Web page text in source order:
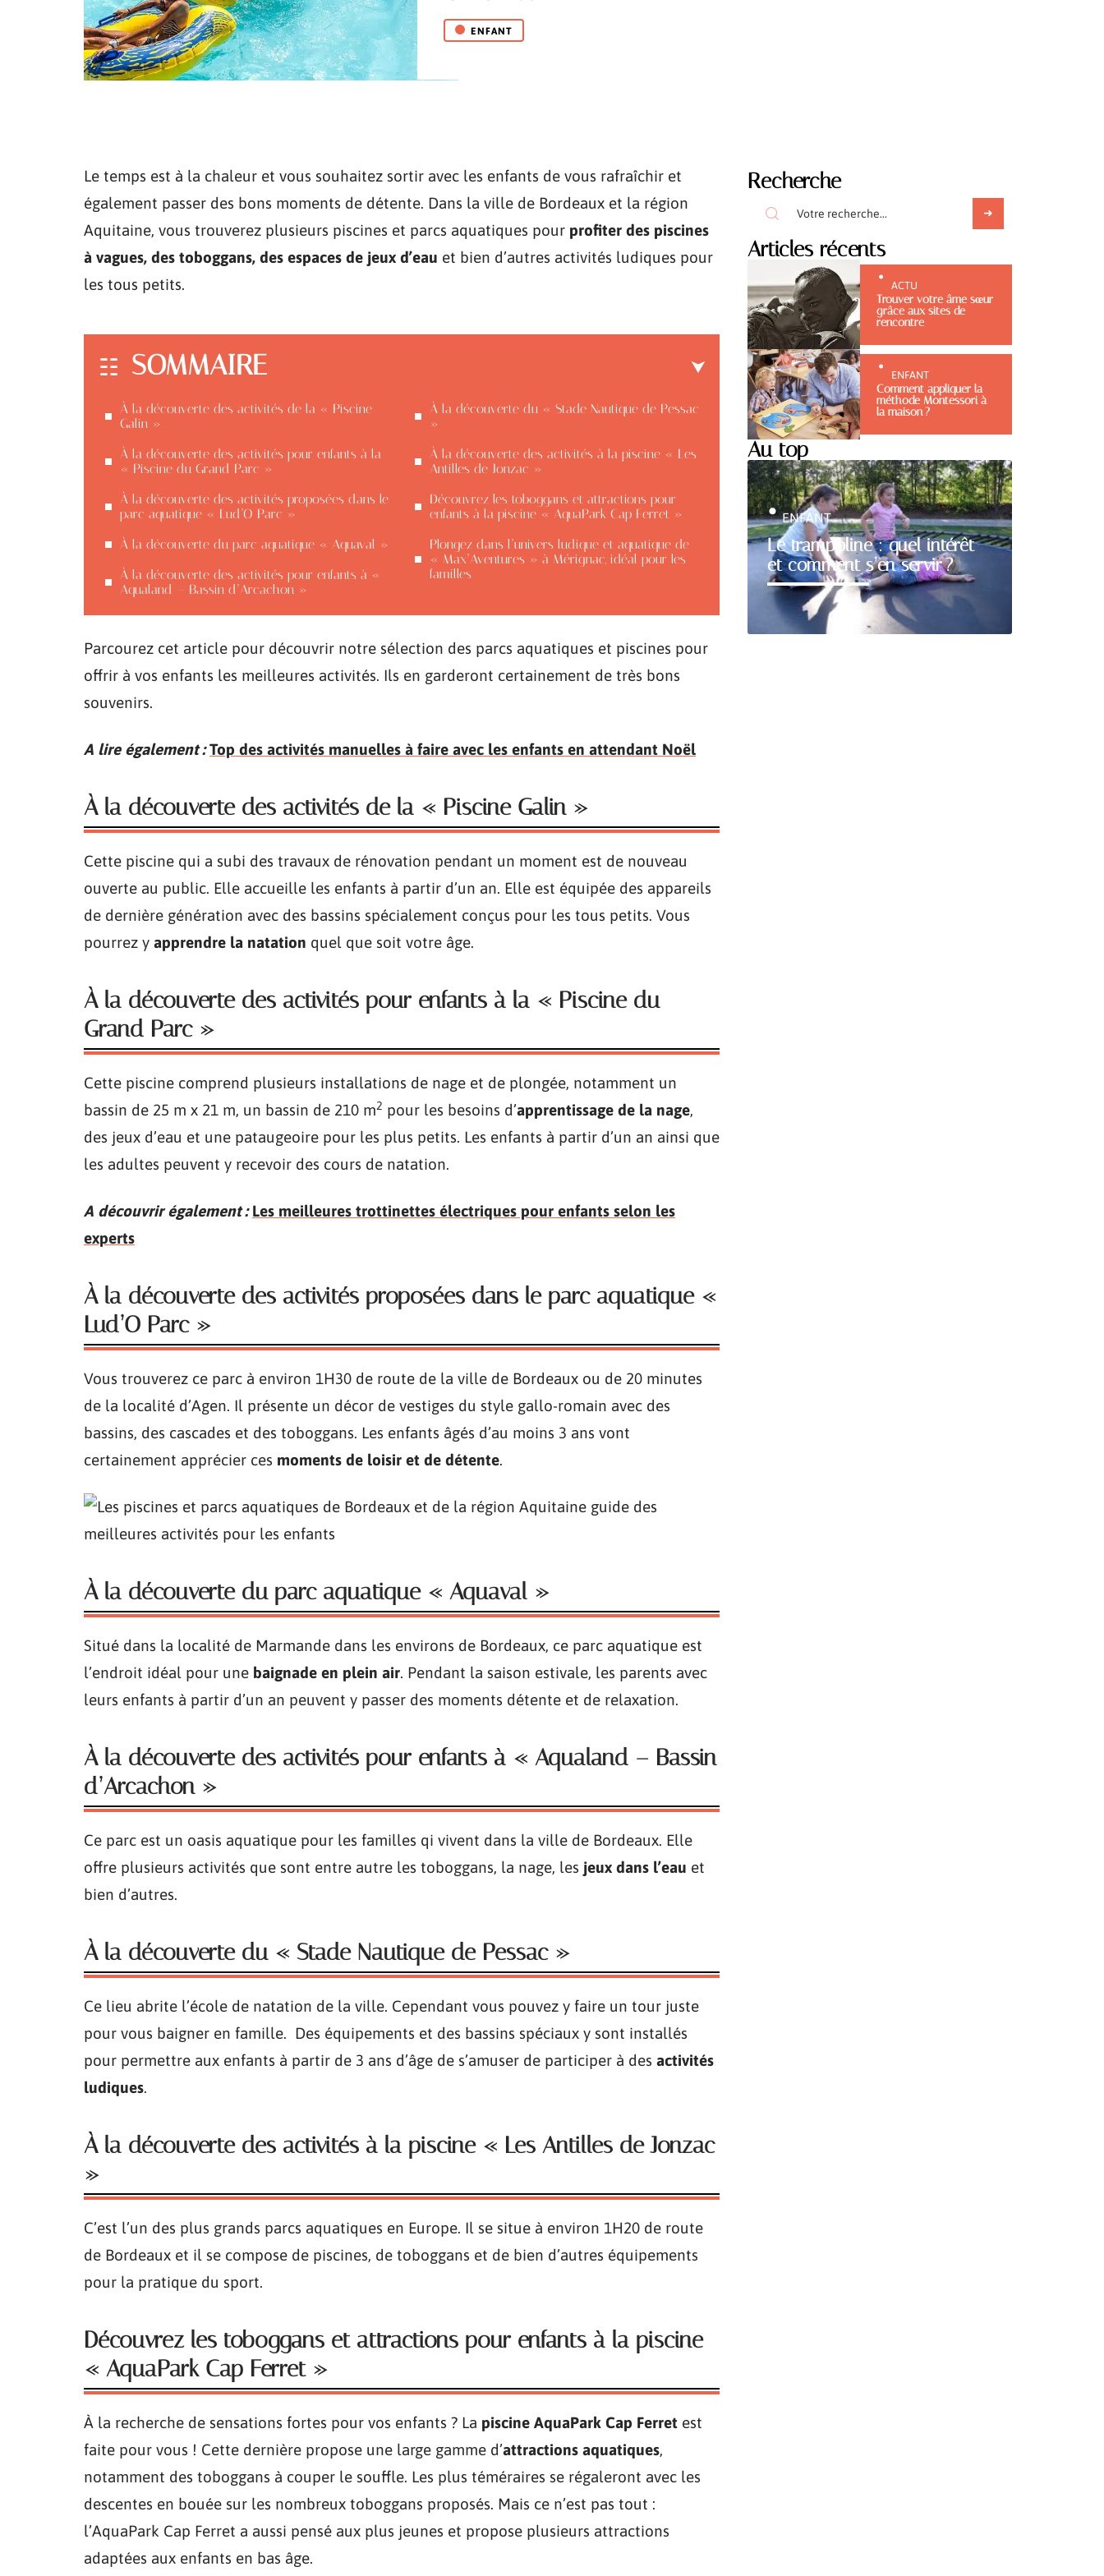
ENFANT
Le temps est à la chaleur et vous souhaitez sortir avec les enfants de vous rafraîchir et
également passer des bons moments de détente. Dans la ville de Bordeaux et la région
Aquitaine, vous trouverez plusieurs piscines et parcs aquatiques pour profiter des piscines
à vagues, des toboggans, des espaces de jeux d’eau et bien d’autres activités ludiques pour
les tous petits.
SOMMAIRE
À la découverte des activités de la « Piscine
Galin »
À la découverte des activités pour enfants à la
« Piscine du Grand Parc »
À la découverte des activités proposées dans le
parc aquatique « Lud’O Parc »
À la découverte du parc aquatique « Aquaval »
À la découverte des activités pour enfants à «
Aqualand – Bassin d’Arcachon »
À la découverte du « Stade Nautique de Pessac
»
À la découverte des activités à la piscine « Les
Antilles de Jonzac »
Découvrez les toboggans et attractions pour
enfants à la piscine « AquaPark Cap Ferret »
Plongez dans l’univers ludique et aquatique de
« Max’Aventures » à Mérignac, idéal pour les
familles
Parcourez cet article pour découvrir notre sélection des parcs aquatiques et piscines pour
offrir à vos enfants les meilleures activités. Ils en garderont certainement de très bons
souvenirs.
A lire également : Top des activités manuelles à faire avec les enfants en attendant Noël
À la découverte des activités de la « Piscine Galin »
Cette piscine qui a subi des travaux de rénovation pendant un moment est de nouveau
ouverte au public. Elle accueille les enfants à partir d’un an. Elle est équipée des appareils
de dernière génération avec des bassins spécialement conçus pour les tous petits. Vous
pourrez y apprendre la natation quel que soit votre âge.
À la découverte des activités pour enfants à la « Piscine du
Grand Parc »
Cette piscine comprend plusieurs installations de nage et de plongée, notamment un
bassin de 25 m x 21 m, un bassin de 210 m2 pour les besoins d’apprentissage de la nage,
des jeux d’eau et une pataugeoire pour les plus petits. Les enfants à partir d’un an ainsi que
les adultes peuvent y recevoir des cours de natation.
A découvrir également : Les meilleures trottinettes électriques pour enfants selon les
experts
À la découverte des activités proposées dans le parc aquatique «
Lud’O Parc »
Vous trouverez ce parc à environ 1H30 de route de la ville de Bordeaux ou de 20 minutes
de la localité d’Agen. Il présente un décor de vestiges du style gallo-romain avec des
bassins, des cascades et des toboggans. Les enfants âgés d’au moins 3 ans vont
certainement apprécier ces moments de loisir et de détente.
À la découverte du parc aquatique « Aquaval »
Situé dans la localité de Marmande dans les environs de Bordeaux, ce parc aquatique est
l’endroit idéal pour une baignade en plein air. Pendant la saison estivale, les parents avec
leurs enfants à partir d’un an peuvent y passer des moments détente et de relaxation.
À la découverte des activités pour enfants à « Aqualand – Bassin
d’Arcachon »
Ce parc est un oasis aquatique pour les familles qi vivent dans la ville de Bordeaux. Elle
offre plusieurs activités que sont entre autre les toboggans, la nage, les jeux dans l’eau et
bien d’autres.
À la découverte du « Stade Nautique de Pessac »
Ce lieu abrite l’école de natation de la ville. Cependant vous pouvez y faire un tour juste
pour vous baigner en famille. Des équipements et des bassins spéciaux y sont installés
pour permettre aux enfants à partir de 3 ans d’âge de s’amuser de participer à des activités
ludiques.
À la découverte des activités à la piscine « Les Antilles de Jonzac
»
C’est l’un des plus grands parcs aquatiques en Europe. Il se situe à environ 1H20 de route
de Bordeaux et il se compose de piscines, de toboggans et de bien d’autres équipements
pour la pratique du sport.
Découvrez les toboggans et attractions pour enfants à la piscine
« AquaPark Cap Ferret »
À la recherche de sensations fortes pour vos enfants ? La piscine AquaPark Cap Ferret est
faite pour vous ! Cette dernière propose une large gamme d’attractions aquatiques,
notamment des toboggans à couper le souffle. Les plus téméraires se régaleront avec les
descentes en bouée sur les nombreux toboggans proposés. Mais ce n’est pas tout :
l’AquaPark Cap Ferret a aussi pensé aux plus jeunes et propose plusieurs attractions
adaptées aux enfants en bas âge.
Recherche
Articles récents
ACTU
Trouver votre âme sœur
grâce aux sites de
rencontre
ENFANT
Comment appliquer la
méthode Montessori à
la maison ?
Au top
Le trampoline : quel intérêt
et comment s’en servir ?
ENFANT